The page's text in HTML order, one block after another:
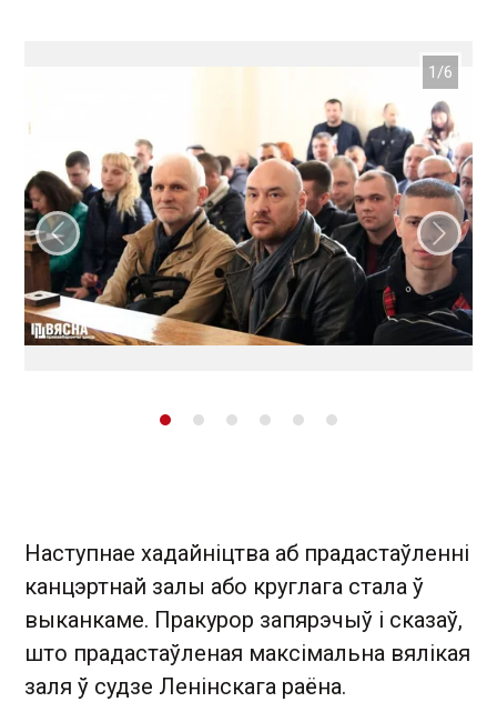
Папярэдні слайд
Наступнае хадайніцтва аб прадастаўленні
канцэртнай залы або круглага стала ў
выканкаме. Пракурор запярэчыў і сказаў,
што прадастаўленая максімальна вялікая
заля ў судзе Ленінскага раёна.